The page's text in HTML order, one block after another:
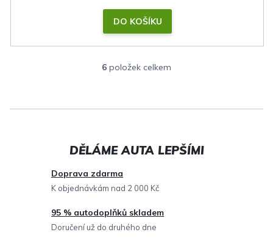
DO KOŠÍKU
O
l
a
í
p
r
6 položek celkem
Doprava zdarma
K objednávkám nad 2 000 Kč
95 % autodoplňků skladem
Doručení už do druhého dne